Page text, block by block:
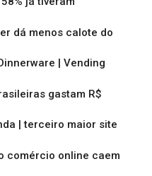
dá menos calote do
| Vending
gastam R$
| terceiro maior site
comércio online caem